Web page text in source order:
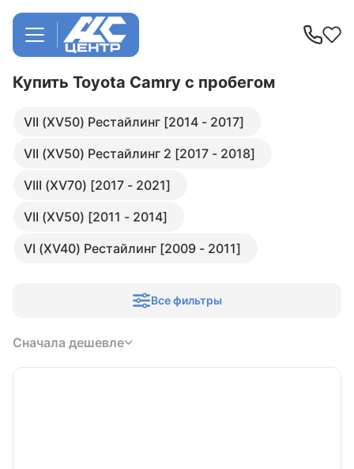
Купить Toyota Camry с пробегом
VII (XV50) Рестайлинг [2014 - 2017]
VII (XV50) Рестайлинг 2 [2017 - 2018]
VIII (XV70) [2017 - 2021]
VII (XV50) [2011 - 2014]
VI (XV40) Рестайлинг [2009 - 2011]
Все фильтры
Сначала дешевле